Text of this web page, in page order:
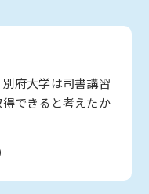
府大学は司書講習
できると考えたか